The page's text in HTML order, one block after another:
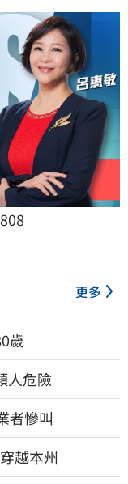
更多
歲
人危險
者慘叫
越本州